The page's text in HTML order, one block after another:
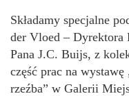
Składamy specjalne
der Vloed – Dyrektora
Pana J.C. Buijs, z
część prac na
rzeźba” w Galerii